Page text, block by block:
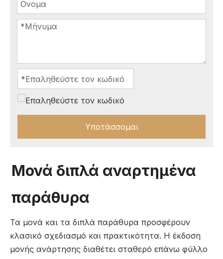
Υποτάσσομαι
Μονά διπλά αναρτημένα
παράθυρα
Τα μονά και τα διπλά παράθυρα προσφέρουν
κλασικό σχεδιασμό και πρακτικότητα. Η έκδοση
μονής ανάρτησης διαθέτει σταθερό επάνω φύλλο